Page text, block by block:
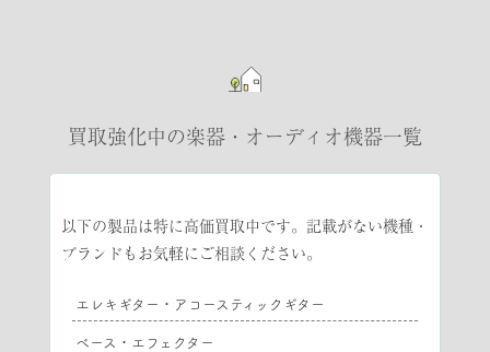
買取強化中の楽器・オーディオ機器一覧
以下の製品は特に高価買取中です。記載がない機種・
ブランドもお気軽にご相談ください。
エレキギター・アコースティックギター
ベース・エフェクター